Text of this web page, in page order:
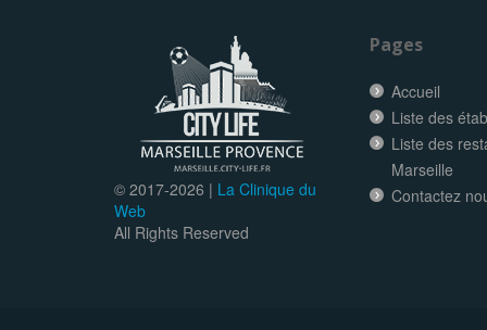
© 2017-2026 | La Clinique du
Web
All Rights Reserved
Pages
Accueil
Liste des
Liste des
Marseille
Contactez